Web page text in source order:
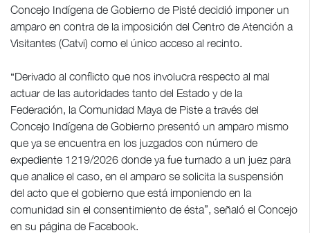
Concejo Indígena de Gobierno de Pisté decidió imponer un
amparo en contra de la imposición del Centro de Atención a
Visitantes (Catvi) como el único acceso al recinto.
“Derivado al conflicto que nos involucra respecto al mal
actuar de las autoridades tanto del Estado y de la
Federación, la Comunidad Maya de Piste a través del
Concejo Indígena de Gobierno presentó un amparo mismo
que ya se encuentra en los juzgados con número de
expediente 1219/2026 donde ya fue turnado a un juez para
que analice el caso, en el amparo se solicita la suspensión
del acto que el gobierno que está imponiendo en la
comunidad sin el consentimiento de ésta”, señaló el Concejo
en su página de Facebook.